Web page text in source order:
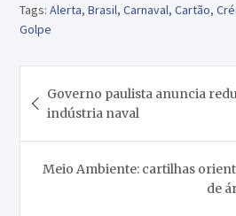
Tags: Alerta, Brasil, Carnaval, Cartão,
Golpe
de
Post
Governo paulista anuncia
indústria naval
Meio Ambiente: cartilhas
de